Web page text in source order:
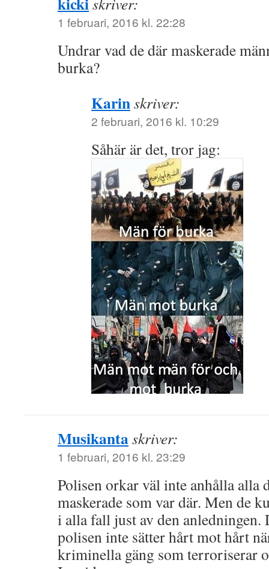
1 februari, 2016 kl. 22:28
Undrar vad de där maskerade
burka?
Karinskriver:
2 februari, 2016 kl. 10:29
Såhär är det, tror jag:
Musikantaskriver:
1 februari, 2016 kl. 23:29
Polisen orkar väl inte anhålla alla
maskerade som var där. Men de
i alla fall just av den
polisen inte sätter hårt mot hårt
kriminella gäng som terroriserar